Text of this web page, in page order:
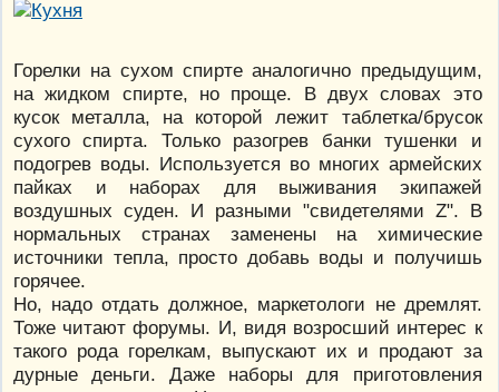
Горелки на сухом спирте аналогично предыдущим,
на жидком спирте, но проще. В двух словах это
кусок металла, на которой лежит таблетка/брусок
сухого спирта. Только разогрев банки тушенки и
подогрев воды. Используется во многих армейских
пайках и наборах для выживания экипажей
воздушных суден. И разными "свидетелями Z". В
нормальных странах заменены на химические
источники тепла, просто добавь воды и получишь
горячее.
Но, надо отдать должное, маркетологи не дремлят.
Тоже читают форумы. И, видя возросший интерес к
такого рода горелкам, выпускают их и продают за
дурные деньги. Даже наборы для приготовления